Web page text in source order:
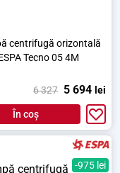
centrifugă orizontală
Tecno 05 4M
6 327 5 694 lei
În coș
-975 lei